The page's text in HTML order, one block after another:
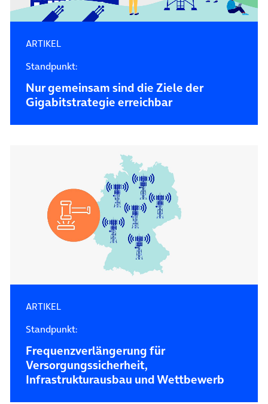
ARTIKEL
Standpunkt:
Nur gemeinsam sind die Ziele der
Gigabitstrategie erreichbar
ARTIKEL
Standpunkt:
Frequenzverlängerung für
Versorgungssicherheit,
Infrastrukturausbau und Wettbewerb